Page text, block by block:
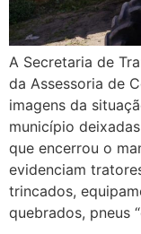
A Secretaria de
da Assessoria de
imagens da
município
que encerrou o
evidenciam
trincados,
quebrados, pneus